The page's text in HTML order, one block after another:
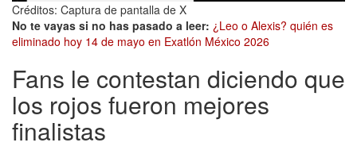
Créditos: Captura de pantalla de X
No te vayas si no has pasado a leer: ¿Leo o Alexis? quién es
eliminado hoy 14 de mayo en Exatlón México 2026
Fans le contestan diciendo que
los rojos fueron mejores
finalistas